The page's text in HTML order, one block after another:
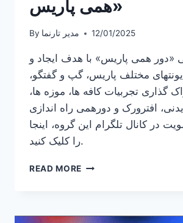
همی پاریس»
By مدیر تارنما 12/01/2025
«دور همی پاریس» با هدف ایجاد و
مختلف پاریس، گپ و گفتگو،
گذاری تجربیات کافه ها، موزه ها،
افترورک و دورهمی راه اندازی
در کانال تلگرام این گروه، اینجا
را کلیک کنید.
READ MORE راه
«دور